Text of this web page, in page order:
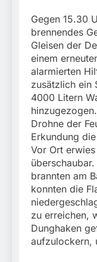
Gegen 15.30
brennendes
Gleisen der
einem
alarmierten
zusätzlich ein
4000 Litern
Drohne der
Erkundung
Vor Ort
brannten am
konnten die
zu erreichen,
Dunghaken
aufzulockern,